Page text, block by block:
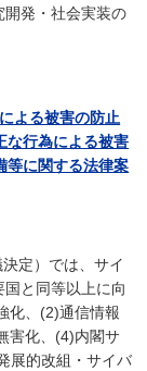
開発・社会実装の
よる被害の防止
な行為による被害
等に関する法律案
定）では、サイ
と同等以上に向
化、(2)通信情報
害化、(4)内閣サ
展的改組・サイバ